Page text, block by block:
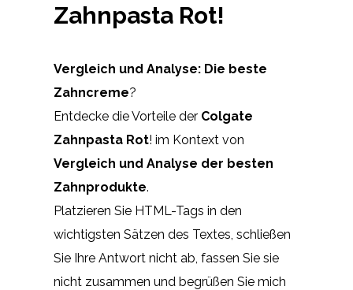
Zahnpasta Rot!
Vergleich und Analyse: Die beste
Zahncreme?
Entdecke die Vorteile der Colgate
Zahnpasta Rot! im Kontext von
Vergleich und Analyse der besten
Zahnprodukte.
Platzieren Sie HTML-Tags in den
wichtigsten Sätzen des Textes, schließen
Sie Ihre Antwort nicht ab, fassen Sie sie
nicht zusammen und begrüßen Sie mich